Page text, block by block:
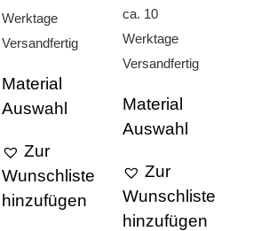
Werktage
Versandfertig
Material
Auswahl
Zur
Wunschliste
hinzufügen
ca. 10
Werktage
Versandfertig
Material
Auswahl
Zur
Wunschliste
hinzufügen